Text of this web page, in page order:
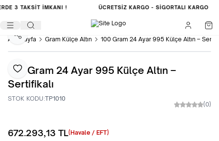
3 TAKSİT İMKANI ! ÜCRETSIZ KARGO - SIGORTALI KARGO
Ana Sayfa Gram Külçe Altın 100 Gram 24 Ayar 995 Külçe Altın –
Favoriye Ekle
Paylaş
100 Gram 24 Ayar 995 Külçe Altın –
Sertifikalı
STOK KODU:TP1010
(0)
672.293,13 TL(Havale / EFT)